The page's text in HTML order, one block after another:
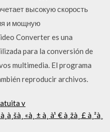
высокую скорость
и мощную
Converter es una
para la conversión de
multimedia. El programa
reproducir archivos.
v
«à¸ ± à¸ à¹ € à¸žà¸ £ à¸²à¸